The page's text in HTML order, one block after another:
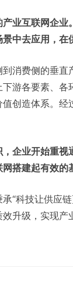
业互联网企
中去应用，在
消费侧的垂
游各要素、
创造体系。
企业开始重
搭建起有效的
“科技让供应
升级，实现